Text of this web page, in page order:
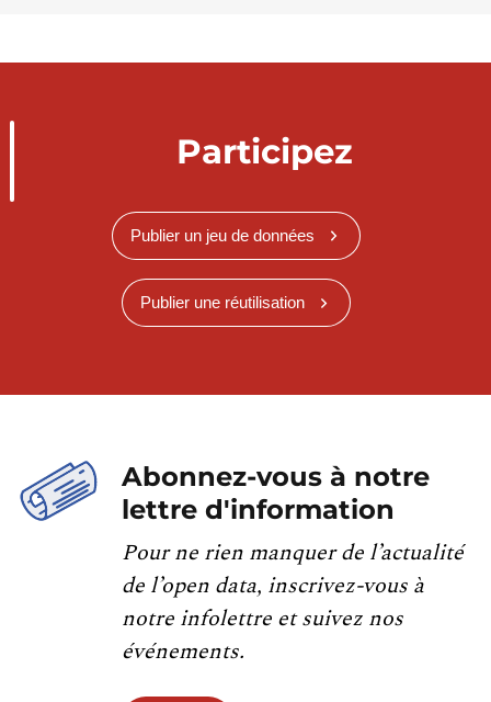
Participez
Publier un jeu de données
Publier une réutilisation
Abonnez-vous à notre
lettre d'information
Pour ne rien manquer de l’actualité
de l’open data, inscrivez-vous à
notre infolettre et suivez nos
événements.